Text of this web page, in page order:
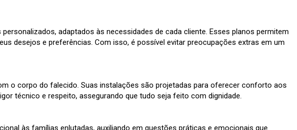
adaptados às necessidades de cada cliente. Esses planos permitem
desejos e preferências. Com isso, é possível evitar preocupações extras em um
o corpo do falecido. Suas instalações são projetadas para oferecer conforto aos
técnico e respeito, assegurando que tudo seja feito com dignidade.
às famílias enlutadas, auxiliando em questões práticas e emocionais que